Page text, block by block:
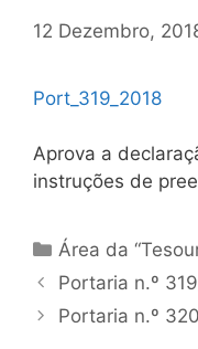
12 Dezembro,
Port_319_2018
Aprova a
instruções de
Categorias
Área da
Navegação
de
Portaria n.º
Portaria n.º